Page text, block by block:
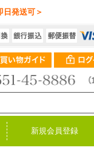
日発送可＞
新規会員登録